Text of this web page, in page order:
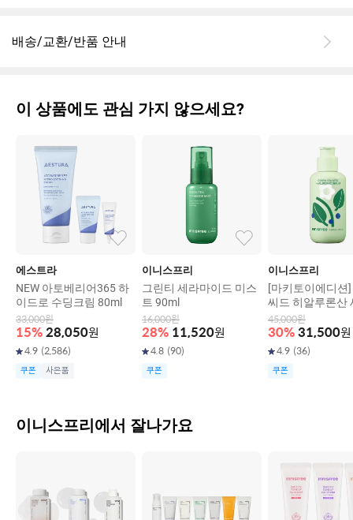
배송/교환/반품 안내
이 상품에도 관심 가지 않으세요?
에스트라
NEW 아토베리어365 하
이드로 수딩크림 80ml
33,000원
15% 28,050원
4.9 (2,586)
쿠폰 사은품
이니스프리
그린티 세라마이드 미스
트 90ml
16,000원
28% 11,520원
4.8 (90)
쿠폰
이니스프리
[마키토이에디션
씨드 히알루론산
린 130ml
45,000원
30% 31,500원
4.9 (36)
쿠폰
이니스프리에서 잘나가요